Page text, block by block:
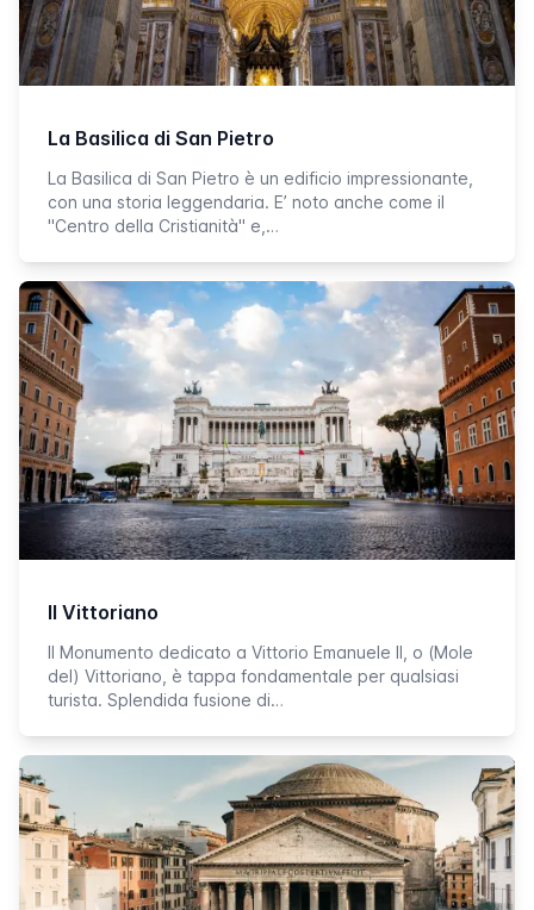
La Basilica di San Pietro
La Basilica di San Pietro è un edificio impressionante,
con una storia leggendaria. E’ noto anche come il
"Centro della Cristianità" e,…
Il Vittoriano
Il Monumento dedicato a Vittorio Emanuele II, o (Mole
del) Vittoriano, è tappa fondamentale per qualsiasi
turista. Splendida fusione di…